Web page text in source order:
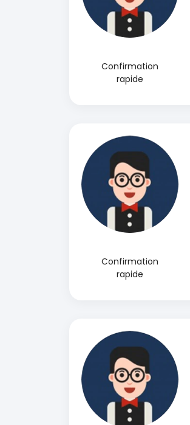
Confirmation
rapide
Confirmation
rapide